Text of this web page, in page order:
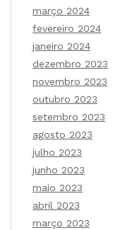
março 2024
fevereiro 2024
janeiro 2024
dezembro 2023
novembro 2023
outubro 2023
setembro 2023
agosto 2023
julho 2023
junho 2023
maio 2023
abril 2023
março 2023